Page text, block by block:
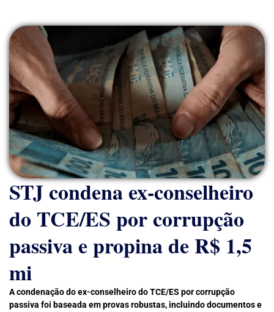
STJ condena ex-conselheiro
do TCE/ES por corrupção
passiva e propina de R$ 1,5
mi
A condenação do ex-conselheiro do TCE/ES por corrupção
passiva foi baseada em provas robustas, incluindo documentos e